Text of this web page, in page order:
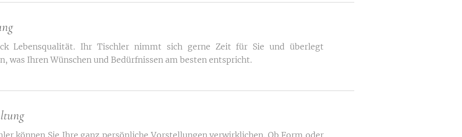
Lebensqualität. Ihr Tischler nimmt sich gerne Zeit für Sie und überlegt
was Ihren Wünschen und Bedürfnissen am besten entspricht.
können Sie Ihre ganz persönliche Vorstellungen verwirklichen. Ob Form oder